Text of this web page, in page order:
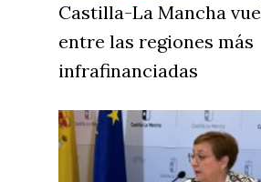
Castilla-La Mancha
entre las regiones más
infrafinanciadas